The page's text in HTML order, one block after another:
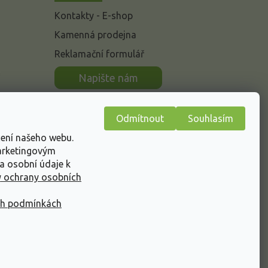
našeho webu.
osobní údaje k
ochrany osobních
podmínkách
Odmítnout Souhlasím
Kontakty - E-shop
Kamenná prodejna
Reklamační formulář
Napište nám